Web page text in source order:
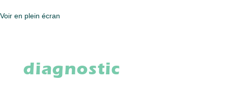
Voir en plein écran
diagnostic